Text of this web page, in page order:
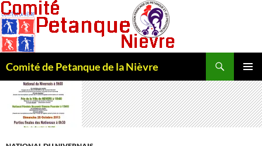
Comité de Petanque de la Nièvre
MENU
CONTENU